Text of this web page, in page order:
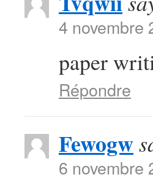
4 novembre
paper
Répondre
Fewogw
6 novembre